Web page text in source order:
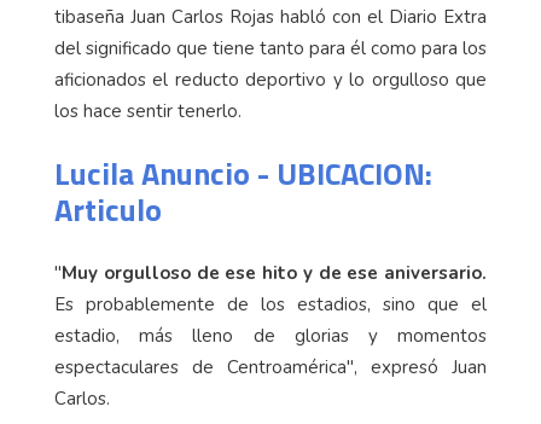
tibaseña Juan Carlos Rojas habló con el Diario Extra
del significado que tiene tanto para él como para los
aficionados el reducto deportivo y lo orgulloso que
los hace sentir tenerlo.
Lucila Anuncio - UBICACION:
Articulo
"Muy orgulloso de ese hito y de ese aniversario.
Es probablemente de los estadios, sino que el
estadio, más lleno de glorias y momentos
espectaculares de Centroamérica", expresó Juan
Carlos.